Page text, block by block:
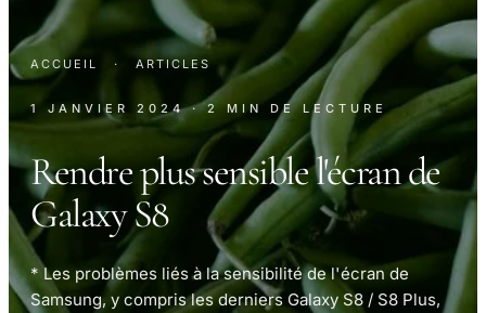
ACCUEIL · ARTICLES
1 JANVIER 2024 · 2 MIN DE LECTURE
Rendre plus sensible l'écran de
Galaxy S8
* Les problèmes liés à la sensibilité de l'écran de
Samsung, y compris les derniers Galaxy S8 / S8 Plus,